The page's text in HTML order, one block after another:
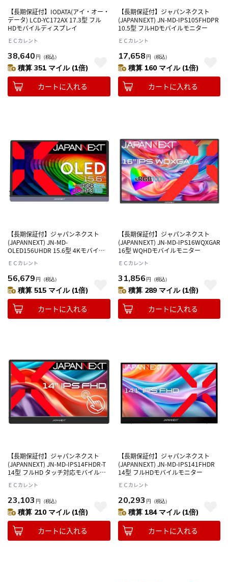
【長期保証付】IODATA(アイ・オー・
データ) LCD-YC172AX 17.3型 フル
HDモバイルディスプレイ
ＥＣカレント
38,640 円 （税込）
積算 351 マイル (1倍)
カートに入れる
【長期保証付】ジャパンネクスト
(JAPANNEXT) JN-MD-IPS105FHDPR
10.5型 フルHDモバイルモニター
ＥＣカレント
17,658 円 （税込）
積算 160 マイル (1倍)
カートに入れる
【長期保証付】ジャパンネクスト
(JAPANNEXT) JN-MD-
OLED156UHDR 15.6型 4Kモバイル
ＥＣカレント
56,679 円 （税込）
積算 515 マイル (1倍)
カートに入れる
【長期保証付】ジャパンネクスト
(JAPANNEXT) JN-MD-IPS16WQXGAR
16型 WQHDモバイルモニター
ＥＣカレント
31,856 円 （税込）
積算 289 マイル (1倍)
カートに入れる
【長期保証付】ジャパンネクスト
(JAPANNEXT) JN-MD-IPS14FHDR-T
14型 フルHD タッチ対応モバイルモ
ＥＣカレント
23,103 円 （税込）
積算 210 マイル (1倍)
カートに入れる
【長期保証付】ジャパンネクスト
(JAPANNEXT) JN-MD-IPS141FHDR
14型 フルHDモバイルモニター
ＥＣカレント
20,293 円 （税込）
積算 184 マイル (1倍)
カートに入れる